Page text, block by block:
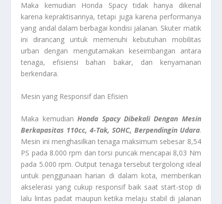
Maka kemudian Honda Spacy tidak hanya dikenal
karena kepraktisannya, tetapi juga karena performanya
yang andal dalam berbagai kondisi jalanan. Skuter matik
ini dirancang untuk memenuhi kebutuhan mobilitas
urban dengan mengutamakan keseimbangan antara
tenaga, efisiensi bahan bakar, dan kenyamanan
berkendara.
Mesin yang Responsif dan Efisien
Maka kemudian Honda Spacy Dibekali Dengan Mesin
Berkapasitas 110cc, 4-Tak, SOHC, Berpendingin Udara.
Mesin ini menghasilkan tenaga maksimum sebesar 8,54
PS pada 8.000 rpm dan torsi puncak mencapai 8,03 Nm
pada 5.000 rpm. Output tenaga tersebut tergolong ideal
untuk penggunaan harian di dalam kota, memberikan
akselerasi yang cukup responsif baik saat start-stop di
lalu lintas padat maupun ketika melaju stabil di jalanan